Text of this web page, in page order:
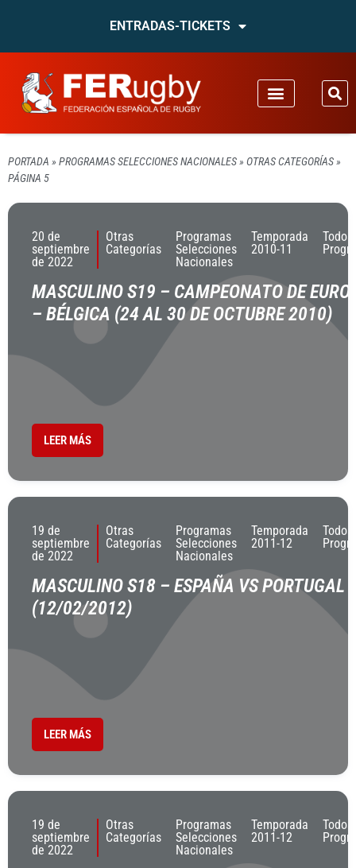
ENTRADAS-TICKETS
PORTADA » PROGRAMAS SELECCIONES NACIONALES» OTRAS CATEGORÍAS»
PÁGINA 5
20 de
septiembre
de 2022
Otras
Categorías
Programas
Selecciones
Nacionales
Temporada
2010-11
MASCULINO S19 – CAMPEONATO DE
– BÉLGICA (24 AL 30 DE OCTUBRE 2010)
LEER MÁS
19 de
septiembre
de 2022
Otras
Categorías
Programas
Selecciones
Nacionales
Temporada
2011-12
MASCULINO S18 – ESPAÑA VS PORTUGAL
(12/02/2012)
LEER MÁS
19 de
septiembre
de 2022
Otras
Categorías
Programas
Selecciones
Nacionales
Temporada
2011-12